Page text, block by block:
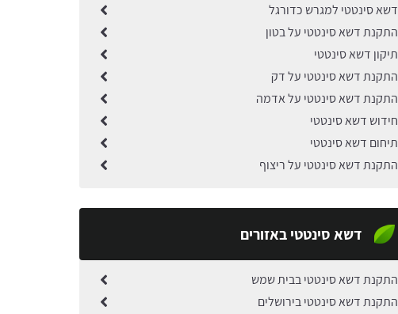
דשא סינטטי למגרש כדורגל
התקנת דשא סינטטי על בטון
תיקון דשא סינטטי
התקנת דשא סינטטי על דק
התקנת דשא סינטטי על אדמה
חידוש דשא סינטטי
תיחום דשא סינטטי
התקנת דשא סינטטי על ריצוף
דשא סינטטי באזורים
התקנת דשא סינטטי בבית שמש
התקנת דשא סינטטי בירושלים